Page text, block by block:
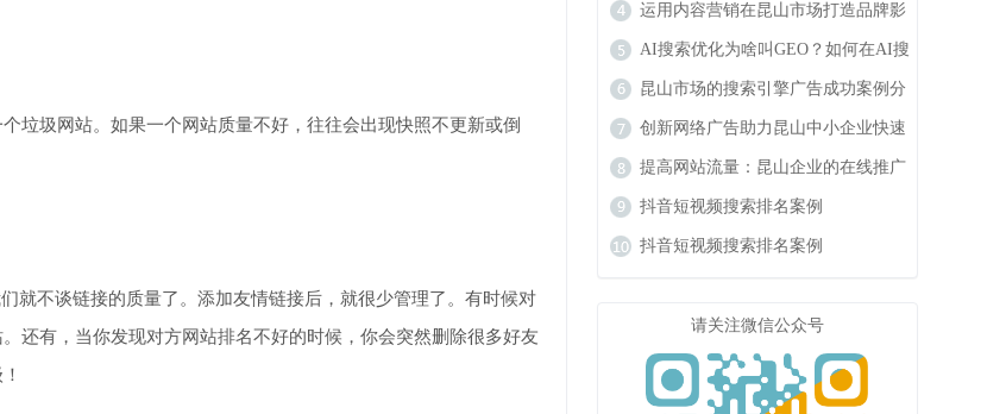
垃圾网站。如果一个网站质量不好，往往会出现快照不更新或倒
就不谈链接的质量了。添加友情链接后，就很少管理了。有时候对
还有，当你发现对方网站排名不好的时候，你会突然删除很多好友
词
运用内容营销在昆山市场打造品牌影
响力
AI搜索优化为啥叫GEO？如何在AI搜
索中获得排名？
昆山市场的搜索引擎广告成功案例分
析
创新网络广告助力昆山中小企业快速
成长
提高网站流量：昆山企业的在线推广
秘籍
抖音短视频搜索排名案例
抖音短视频搜索排名案例
请关注微信公众号